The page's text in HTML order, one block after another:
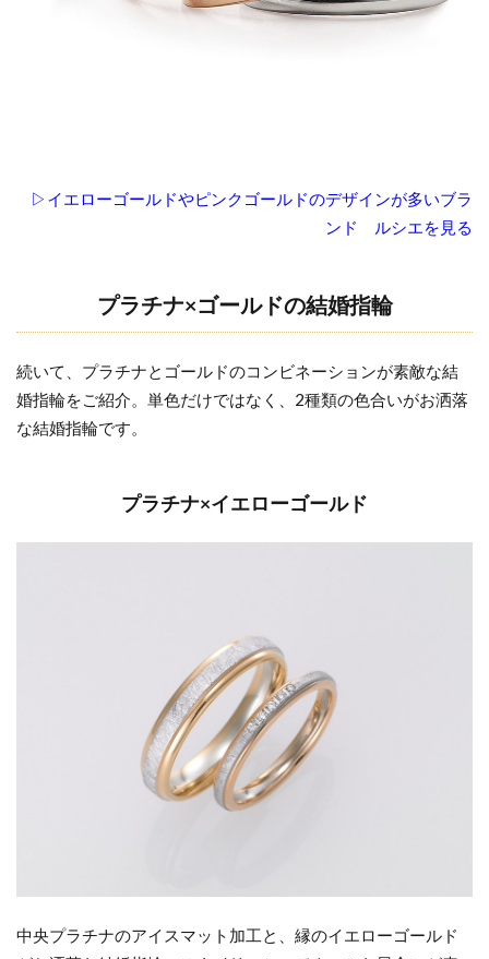
▷イエローゴールドやピンクゴールドのデザインが多いブラ
ンド ルシエを見る
プラチナ×ゴールドの結婚指輪
続いて、プラチナとゴールドのコンビネーションが素敵な結
婚指輪をご紹介。単色だけではなく、2種類の色合いがお洒落
な結婚指輪です。
プラチナ×イエローゴールド
中央プラチナのアイスマット加工と、縁のイエローゴールド